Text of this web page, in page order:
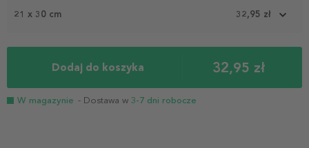
21 x 30 cm 32,95 zł
Dodaj do koszyka 32,95 zł
W magazynie - Dostawa w 3-7 dni robocze